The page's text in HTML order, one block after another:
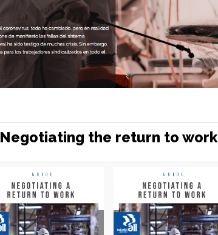
Negotiating the return to work